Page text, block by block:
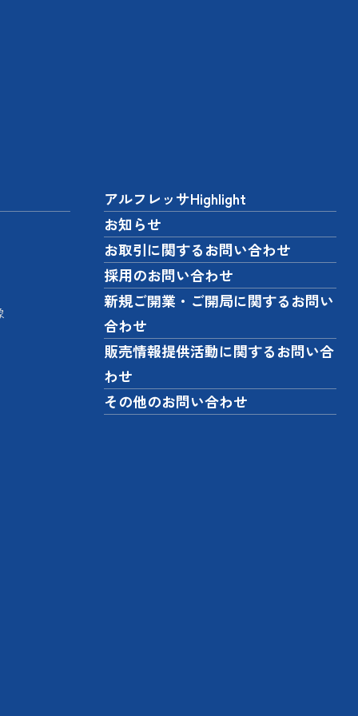
アルフレッサHighlight
お知らせ
お取引に関するお問い合わせ
採用のお問い合わせ
新規ご開業・ご開局に関するお問い
合わせ
販売情報提供活動に関するお問い合
わせ
その他のお問い合わせ